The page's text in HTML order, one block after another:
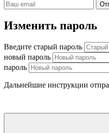
Изменить пароль
Введите старый пароль
новый пароль
пароль
Дальнейшие инструкции